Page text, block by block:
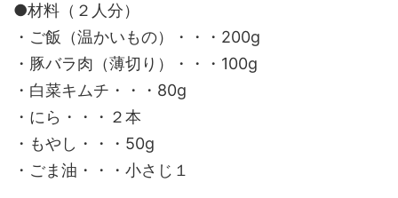
●材料（２人分）
・ご飯（温かいもの）・・・200g
・豚バラ肉（薄切り）・・・100g
・白菜キムチ・・・80g
・にら・・・２本
・もやし・・・50g
・ごま油・・・小さじ１